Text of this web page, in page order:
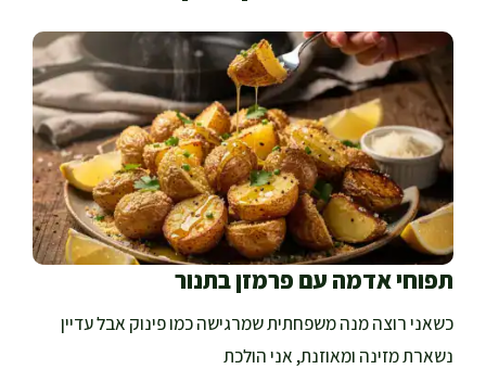
תפוחי אדמה עם פרמזן בתנור
כשאני רוצה מנה משפחתית שמרגישה כמו פינוק אבל עדיין
נשארת מזינה ומאוזנת, אני הולכת